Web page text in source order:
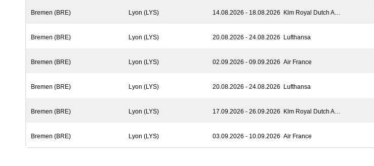
Bremen (BRE) Lyon (LYS) 14.08.2026 - 18.08.2026 Klm Royal Dutch A…
Bremen (BRE) Lyon (LYS) 20.08.2026 - 24.08.2026 Lufthansa
Bremen (BRE) Lyon (LYS) 02.09.2026 - 09.09.2026 Air France
Bremen (BRE) Lyon (LYS) 20.08.2026 - 24.08.2026 Lufthansa
Bremen (BRE) Lyon (LYS) 17.09.2026 - 26.09.2026 Klm Royal Dutch A…
Bremen (BRE) Lyon (LYS) 03.09.2026 - 10.09.2026 Air France